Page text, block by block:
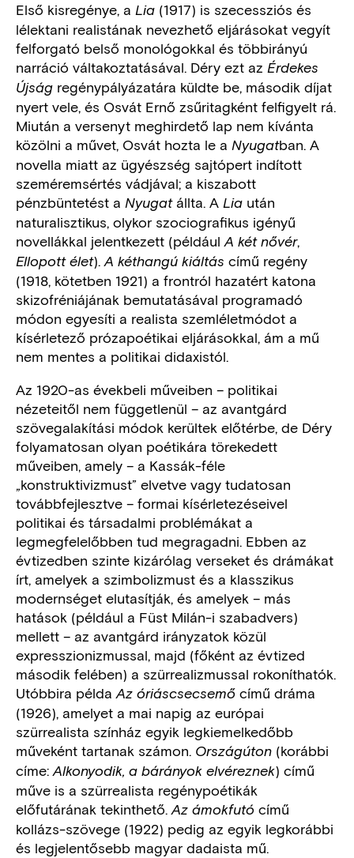
Első kisregénye, a Lia (1917) is szecessziós és
lélektani realistának nevezhető eljárásokat vegyít
felforgató belső monológokkal és többirányú
narráció váltakoztatásával. Déry ezt az Érdekes
Újság regénypályázatára küldte be, második díjat
nyert vele, és Osvát Ernő zsűritagként felfigyelt rá.
Miután a versenyt meghirdető lap nem kívánta
közölni a művet, Osvát hozta le a Nyugatban. A
novella miatt az ügyészség sajtópert indított
szeméremsértés vádjával; a kiszabott
pénzbüntetést a Nyugatállta. A Lia után
naturalisztikus, olykor szociografikus igényű
novellákkal jelentkezett (például A két nővér,
Ellopott élet). A kéthangú kiáltás című regény
(1918, kötetben 1921) a frontról hazatért katona
skizofréniájának bemutatásával programadó
módon egyesíti a realista szemléletmódot a
kísérletező prózapoétikai eljárásokkal, ám a mű
nem mentes a politikai didaxistól.
Az 1920-as évekbeli műveiben – politikai
nézeteitől nem függetlenül – az avantgárd
szövegalakítási módok kerültek előtérbe, de Déry
folyamatosan olyan poétikára törekedett
műveiben, amely – a Kassák-féle
„konstruktivizmust” elvetve vagy tudatosan
továbbfejlesztve – formai kísérletezéseivel
politikai és társadalmi problémákat a
legmegfelelőbben tud megragadni. Ebben az
évtizedben szinte kizárólag verseket és drámákat
írt, amelyek a szimbolizmust és a klasszikus
modernséget elutasítják, és amelyek – más
hatások (például a Füst Milán-i szabadvers)
mellett – az avantgárd irányzatok közül
expresszionizmussal, majd (főként az évtized
második felében) a szürrealizmussal rokoníthatók.
Utóbbira példa Az óriáscsecsemő című dráma
(1926), amelyet a mai napig az európai
szürrealista színház egyik legkiemelkedőbb
műveként tartanak számon. Országúton (korábbi
címe: Alkonyodik, a bárányok elvéreznek) című
műve is a szürrealista regénypoétikák
előfutárának tekinthető. Az ámokfutó című
kollázs-szövege (1922) pedig az egyik legkorábbi
és legjelentősebb magyar dadaista mű.